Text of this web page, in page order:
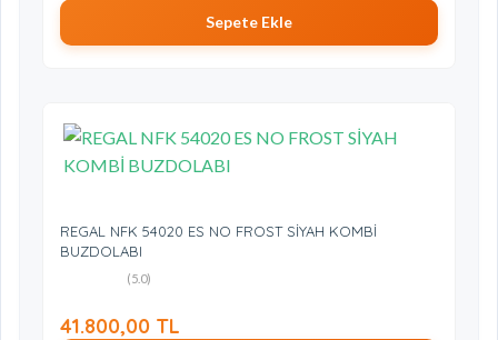
Sepete Ekle
REGAL NFK 54020 ES NO FROST SİYAH KOMBİ
BUZDOLABI
(5.0)
41.800,00 TL